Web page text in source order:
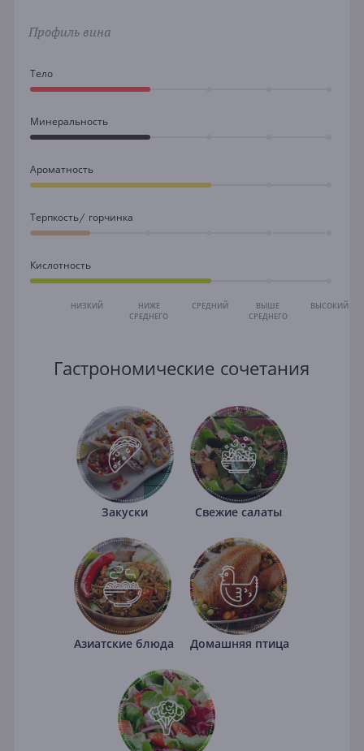
Профиль вина
Тело
Минеральность
Ароматность
Терпкость/ горчинка
Кислотность
НИЗКИЙ
НИЖЕ
СРЕДНЕГО
СРЕДНИЙ
ВЫШЕ
СРЕДНЕГО
ВЫСОКИЙ
Гастрономические сочетания
Закуски Свежие салаты
Азиатские блюда Домашняя птица